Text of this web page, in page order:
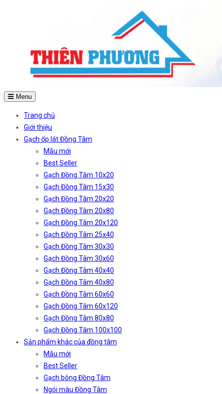
Menu
Trang chủ
Giới thiệu
Gạch ốp lát Đồng Tâm
Mẫu mới
Best Seller
Gạch Đồng Tâm 10x20
Gạch Đồng Tâm 15x30
Gạch Đồng Tâm 20x20
Gạch Đồng Tâm 20x80
Gạch Đồng Tâm 20x120
Gạch Đồng Tâm 25x40
Gạch Đồng Tâm 30x30
Gạch Đồng Tâm 30x60
Gạch Đồng Tâm 40x40
Gạch Đồng Tâm 40x80
Gạch Đồng Tâm 60x60
Gạch Đồng Tâm 60x120
Gạch Đồng Tâm 80x80
Gạch Đồng Tâm 100x100
Sản phẩm khác của đồng tâm
Mẫu mới
Best Seller
Gạch bông Đồng Tâm
Ngói màu Đồng Tâm